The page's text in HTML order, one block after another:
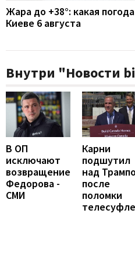
Жара до +38°: какая
Киеве 6 августа
Внутри "Новости
В ОП
исключают
возвращение
Федорова -
СМИ
Карни
подшутил
над
после
поломки